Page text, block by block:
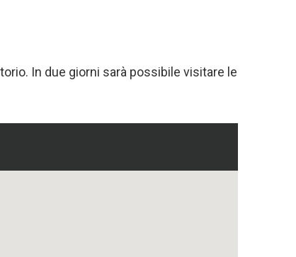
In due giorni sarà possibile visitare le